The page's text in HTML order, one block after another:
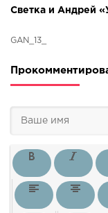
Светка и Андрей
GAN_13_